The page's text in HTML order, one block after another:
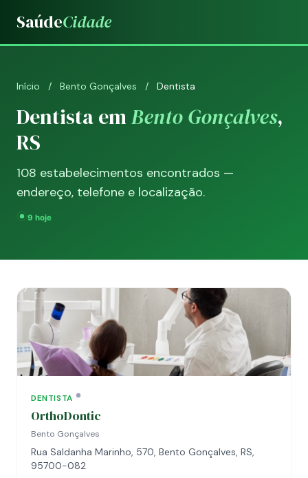
SaúdeCidade
Início / Bento Gonçalves / Dentista
Dentista emBento Gonçalves,
RS
108 estabelecimentos encontrados —
endereço, telefone e localização.
DENTISTA
OrthoDontic
Bento Gonçalves
Rua Saldanha Marinho, 570, Bento Gonçalves, RS,
95700-082